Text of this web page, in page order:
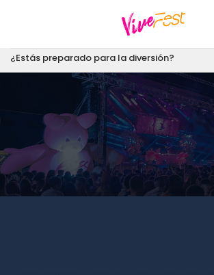
¿Estás preparado para la diversión?